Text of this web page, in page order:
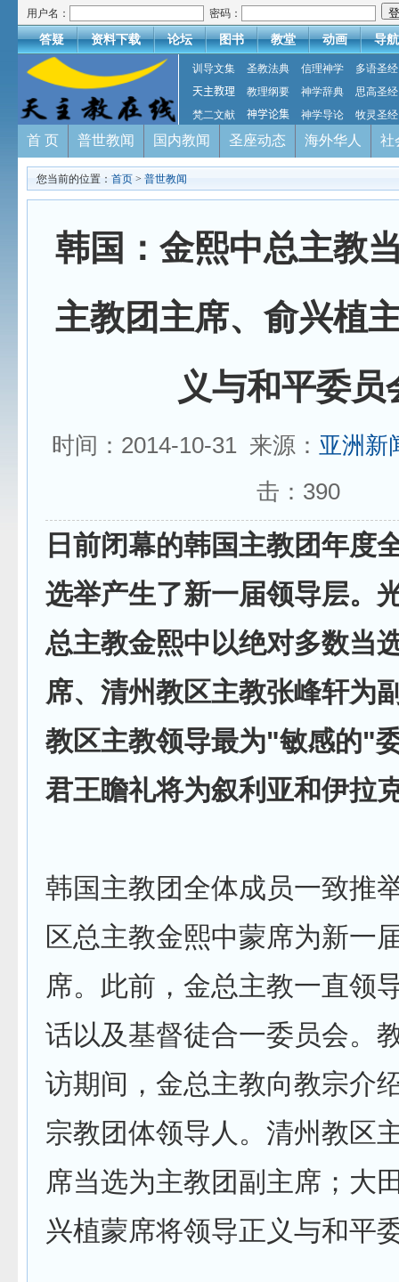
用户名： 密码：
答疑 资料下载 论坛 图书 教堂 动画 导航
训导文集 圣教法典 信理神学
多语圣经
天主教理
教理纲要 神学辞典
思高圣经
梵二文献
神学论集 神学导论 牧灵圣经
首 页 普世教闻 国内教闻 圣座动态 海外华人 社
您当前的位置： 首页 > 普世教闻
韩国：金熙中总主教
主教团主席、俞兴植
义与和平委员
时间：2014-10-31 来源： 亚洲新
击： 390
日前闭幕的韩国主教团年度
选举产生了新一届领导层。
总主教金熙中以绝对多数当
席、清州教区主教张峰轩为
教区主教领导最为"敏感的"
君王瞻礼将为叙利亚和伊拉
韩国主教团全体成员一致推
区总主教金熙中蒙席为新一
席。此前，金总主教一直领
话以及基督徒合一委员会。
访期间，金总主教向教宗介
宗教团体领导人。清州教区
席当选为主教团副主席；大
兴植蒙席将领导正义与和平